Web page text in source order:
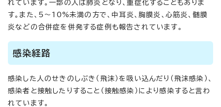
れています。一部の人は肺炎となり、重症化することもありま
す。また、5～10%未満の方で、中耳炎、胸膜炎、心筋炎、髄膜
炎などの合併症を併発する症例も報告されています。
感染経路
感染した人のせきのしぶき（飛沫）を吸い込んだり（飛沫感染）、
感染者と接触したりすること（接触感染）により感染すると言わ
れています。